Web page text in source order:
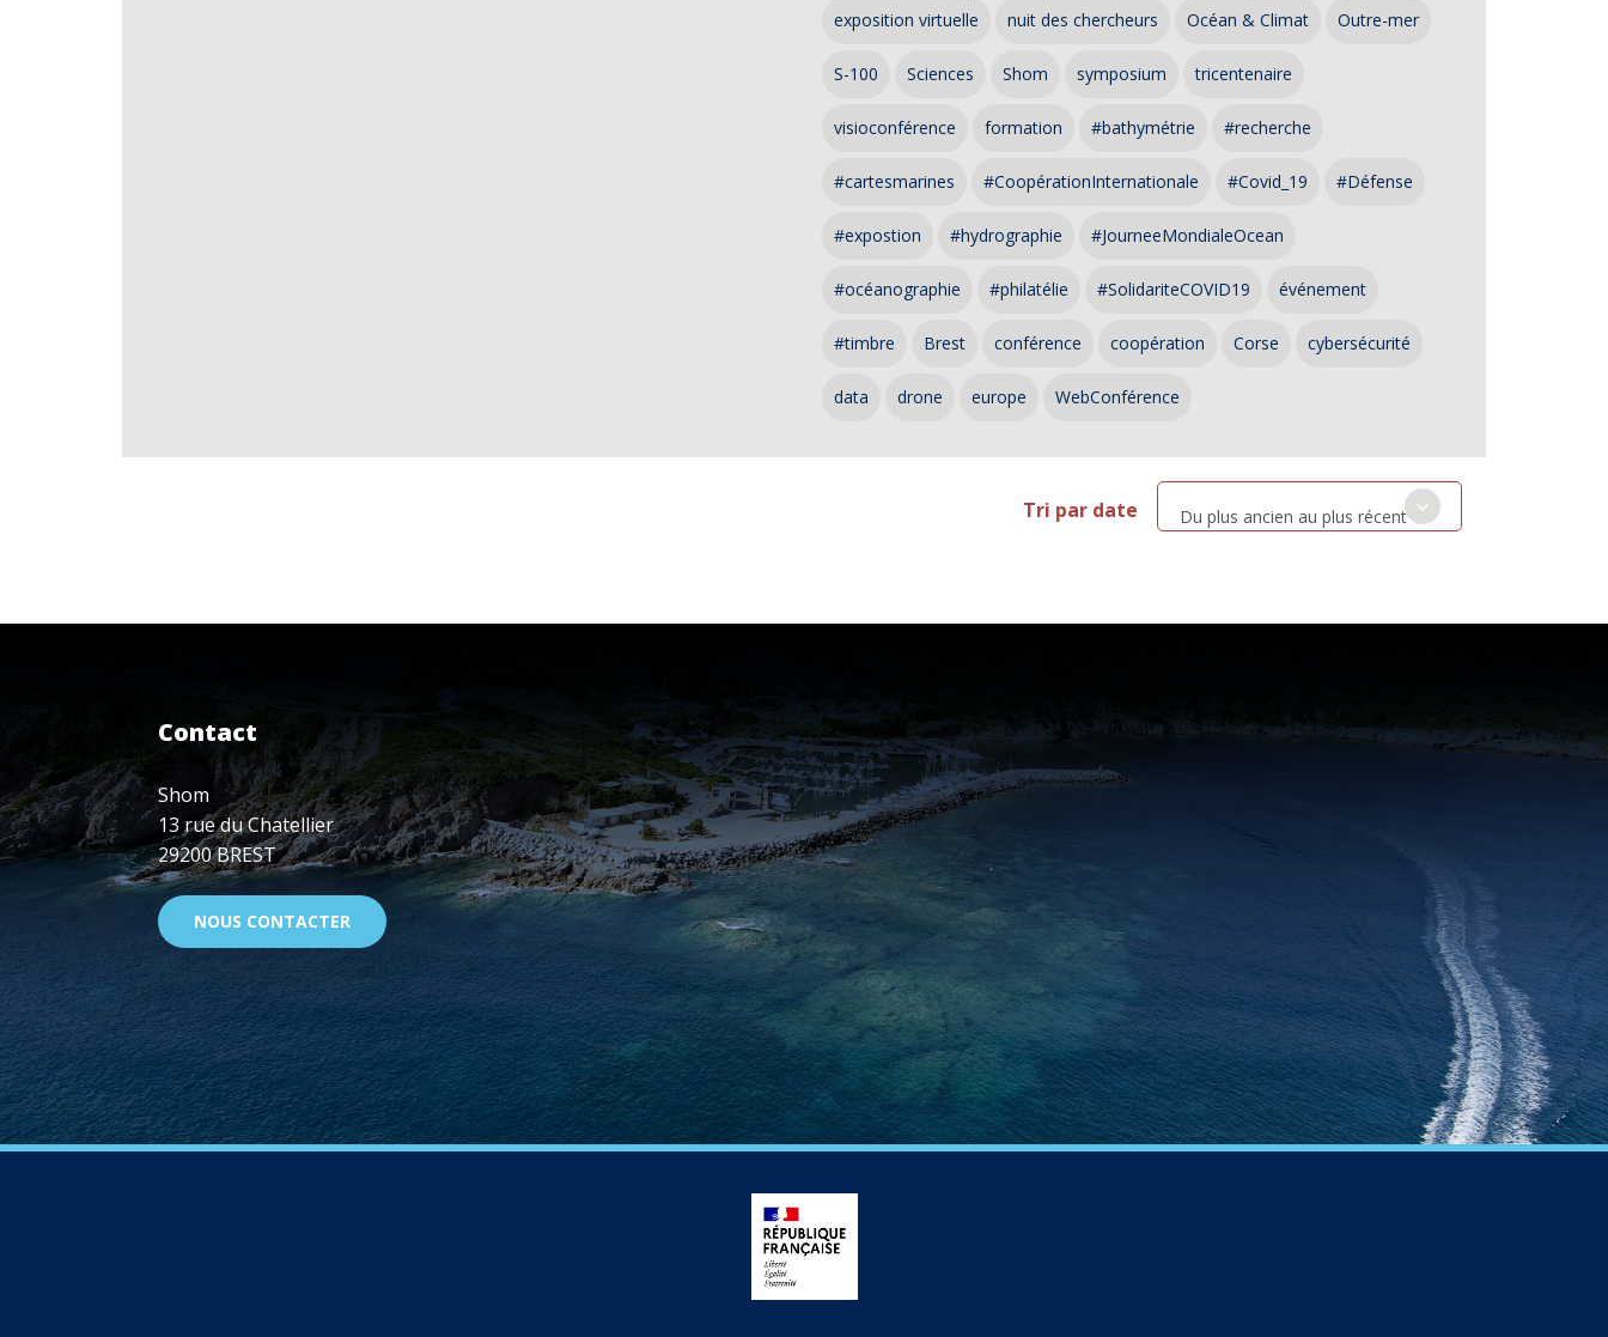
exposition virtuelle nuit des chercheurs Océan & Climat Outre-mer
S-100 Sciences Shom symposium tricentenaire
visioconférence formation #bathymétrie #recherche
#cartesmarines #CoopérationInternationale #Covid_19 #Défense
#expostion #hydrographie #JourneeMondialeOcean
#océanographie #philatélie #SolidariteCOVID19 événement
#timbre Brest conférence coopération Corse cybersécurité
data drone europe WebConférence
Tri par date Du plus ancien au plus récent
Contact
Shom
13 rue du Chatellier
29200 BREST
NOUS CONTACTER